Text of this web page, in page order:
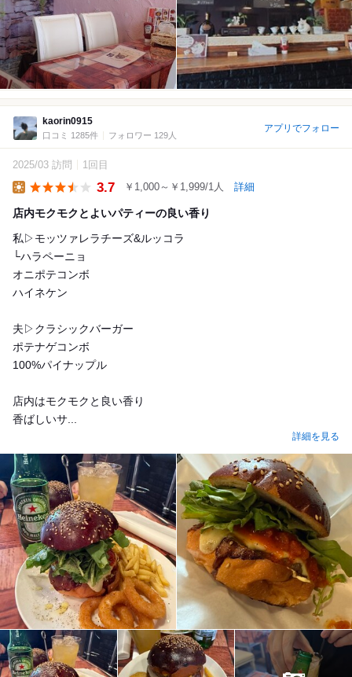
kaorin0915
口コミ 1285件 フォロワー 129人
アプリでフォロー
2025/03 訪問 1回目
3.7 ￥1,000～￥1,999/1人 詳細
店内モクモクとよいパティーの良い香り
私▷モッツァレラチーズ&ルッコラ
└ハラペーニョ
オニポテコンボ
ハイネケン
夫▷クラシックバーガー
ポテナゲコンボ
100%パイナップル
店内はモクモクと良い香り
香ばしいサ...
詳細を見る